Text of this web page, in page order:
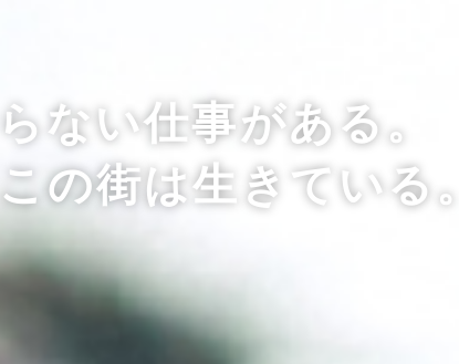
ない仕事がある。
の街は生きている。